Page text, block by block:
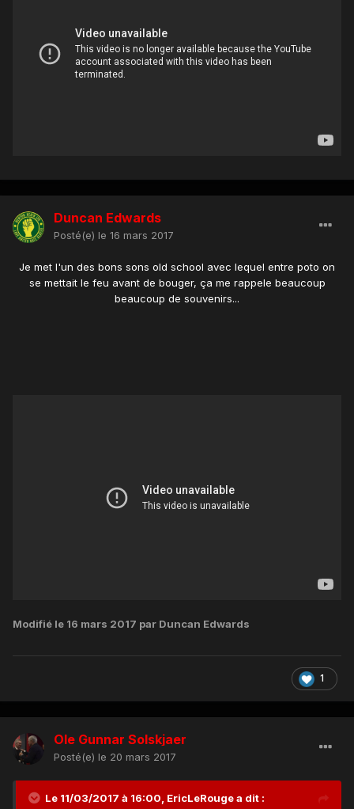
Duncan Edwards
Posté(e) le 16 mars 2017
Je met l'un des bons sons old school avec lequel entre poto on
se mettait le feu avant de bouger, ça me rappele beaucoup
beaucoup de souvenirs...
Modifié le 16 mars 2017 par Duncan Edwards
1
Ole Gunnar Solskjaer
Posté(e) le 20 mars 2017
Le 11/03/2017 à 16:00, EricLeRouge a dit :